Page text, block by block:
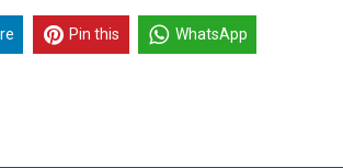
Pin this WhatsApp